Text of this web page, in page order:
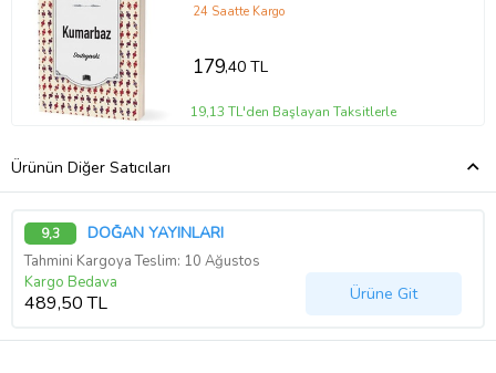
24 Saatte Kargo
179,40 TL
19,13 TL'den Başlayan Taksitlerle
Ürünün Diğer Satıcıları
9,3 DOĞAN YAYINLARI
Tahmini Kargoya Teslim: 10 Ağustos
Kargo Bedava
489,50 TL Ürüne Git